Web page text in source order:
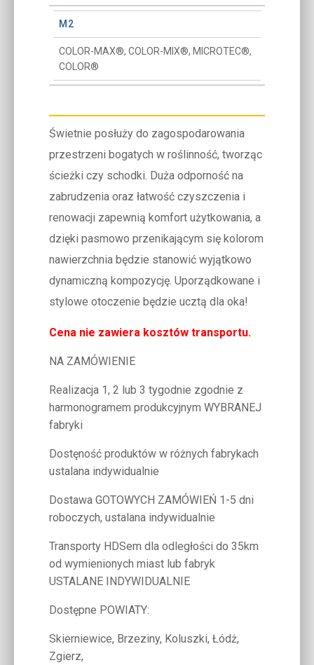
M2
COLOR-MAX®, COLOR-MIX®, MICROTEC®,
COLOR®
Świetnie posłuży do zagospodarowania
przestrzeni bogatych w roślinność, tworząc
ścieżki czy schodki. Duża odporność na
zabrudzenia oraz łatwość czyszczenia i
renowacji zapewnią komfort użytkowania, a
dzięki pasmowo przenikającym się kolorom
nawierzchnia będzie stanowić wyjątkowo
dynamiczną kompozycję. Uporządkowane i
stylowe otoczenie będzie ucztą dla oka!
Cena nie zawiera kosztów transportu.
NA ZAMÓWIENIE
Realizacja 1, 2 lub 3 tygodnie zgodnie z
harmonogramem produkcyjnym WYBRANEJ
fabryki
Dostęność produktów w różnych fabrykach
ustalana indywidualnie
Dostawa GOTOWYCH ZAMÓWIEŃ 1-5 dni
roboczych, ustalana indywidualnie
Transporty HDSem dla odległości do 35km
od wymienionych miast lub fabryk
USTALANE INDYWIDUALNIE
Dostępne POWIATY:
Skierniewice, Brzeziny, Koluszki, Łódż,
Zgierz,